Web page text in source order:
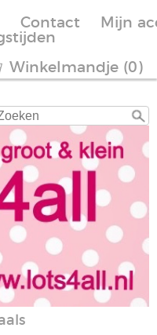
Contact
Mijn
Winkelmandje (0)